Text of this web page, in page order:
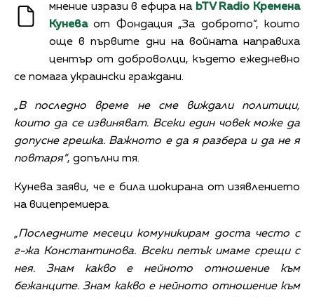
мнение изрази в ефира на bTV Radio Кремена
Куневаот Фондация „За доброто“, които
още в първите дни на войната направиха
център от доброволци, където ежедневно
се помага украински граждани.
„В последно време не сме виждали политици,
които да се извиняват. Всеки един човек може да
допусне грешка. Важното е да я разбера и да не я
повтаря“, допълни тя.
Кунева заяви, че е била шокирана от изявлението
на вицепремиера.
„Последните месеци комуникирам доста често с
г-жа Константинова. Всеки петък имаме срещи с
нея. Знам какво е нейното отношение към
бежанците. Знам какво е нейното отношение към